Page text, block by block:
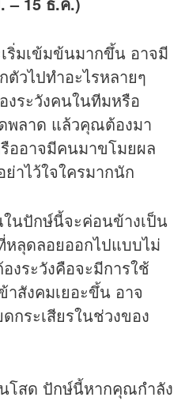
ริ่มเข้มข้นมากขึ้น อาจมี
ตัวไปทำอะไรหลายๆ
งระวังคนในทีมหรือ
พลาด แล้วคุณต้องมา
ออาจมีคนมาขโมยผล
าไว้ใจใครมากนัก
นปักษ์นี้จะค่อนข้างเป็น
หลุดลอยออกไปแบบไม่
งระวังคือจะมีการใช้
าสังคมเยอะขึ้น อาจ
กระเสียรในช่วงของ
โสด ปักษ์นี้หากคุณกำลัง